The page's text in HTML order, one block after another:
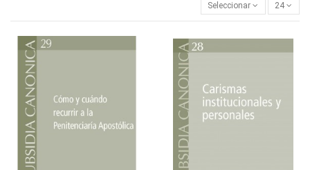
Seleccionar 24